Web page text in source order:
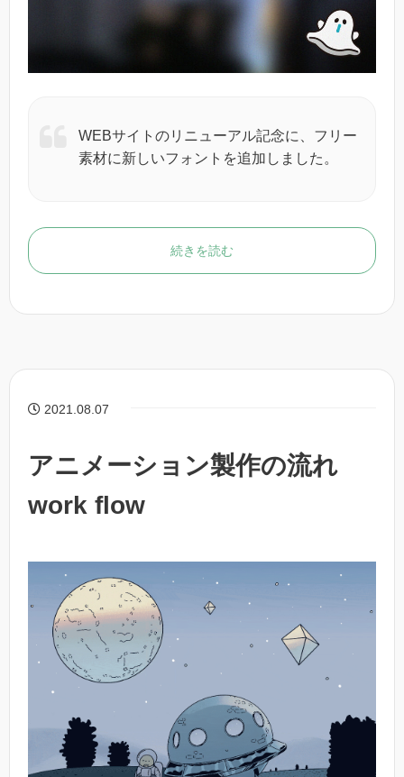
WEBサイトのリニューアル記念に、フリー
素材に新しいフォントを追加しました。
続きを読む
2021.08.07
アニメーション製作の流れ
work flow